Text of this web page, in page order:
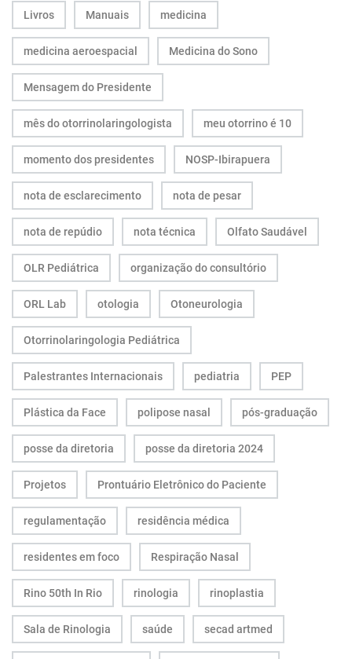
Livros Manuais medicina
medicina aeroespacial Medicina do Sono
Mensagem do Presidente
mês do otorrinolaringologista meu otorrino é 10
momento dos presidentes NOSP-Ibirapuera
nota de esclarecimento nota de pesar
nota de repúdio nota técnica Olfato Saudável
OLR Pediátrica organização do consultório
ORL Lab otologia Otoneurologia
Otorrinolaringologia Pediátrica
Palestrantes Internacionais pediatria PEP
Plástica da Face polipose nasal pós-graduação
posse da diretoria posse da diretoria 2024
Projetos Prontuário Eletrônico do Paciente
regulamentação residência médica
residentes em foco Respiração Nasal
Rino 50th In Rio rinologia rinoplastia
Sala de Rinologia saúde secad artmed